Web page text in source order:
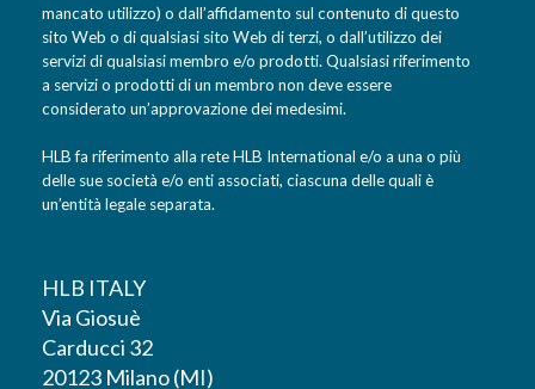
mancato utilizzo) o dall’affidamento sul contenuto di questo
sito Web o di qualsiasi sito Web di terzi, o dall’utilizzo dei
servizi di qualsiasi membro e/o prodotti. Qualsiasi riferimento
a servizi o prodotti di un membro non deve essere
considerato un’approvazione dei medesimi.
HLB fa riferimento alla rete HLB International e/o a una o più
delle sue società e/o enti associati, ciascuna delle quali è
un’entità legale separata.
HLB ITALY
Via Giosuè
Carducci 32
20123 Milano (MI)